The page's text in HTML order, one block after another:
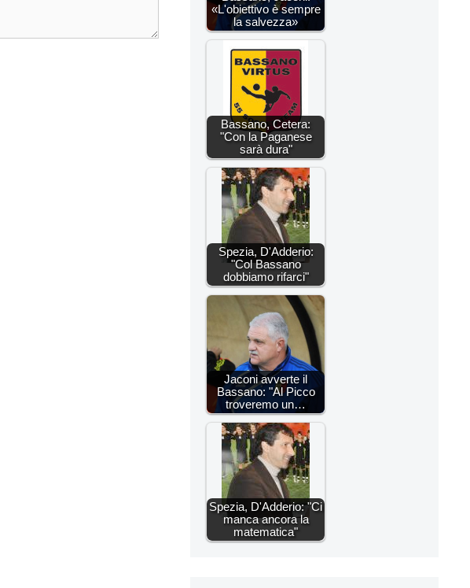
«L'obiettivo è sempre
la salvezza»
Bassano, Cetera:
"Con la Paganese
sarà dura"
Spezia, D'Adderio:
"Col Bassano
dobbiamo rifarci"
Jaconi avverte il
Bassano: "Al Picco
troveremo un…
Spezia, D'Adderio: "Ci
manca ancora la
matematica"